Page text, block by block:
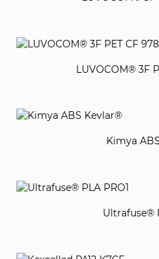
LUVOCOM® 3F
Kimya
Ultrafuse®